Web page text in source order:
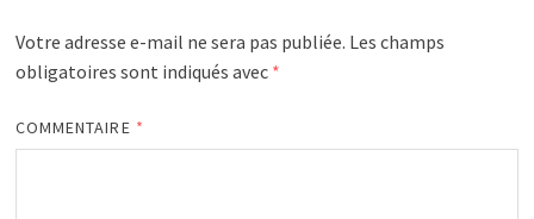
Votre adresse e-mail ne sera pas publiée. Les champs
obligatoires sont indiqués avec *
COMMENTAIRE *